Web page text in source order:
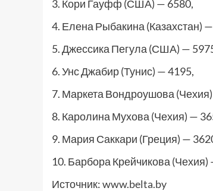
3. Кори Гауфф (США) — 6580,
4. Елена Рыбакина (Казахстан)
5. Джессика Пегула (США) —
6. Унс Джабир (Тунис) — 4195,
7. Маркета Вондроушова
8. Каролина Мухова (Чехия) —
9. Мария Саккари (Греция) —
10. Барбора Крейчикова (Чехия)
Источник:www.belta.by